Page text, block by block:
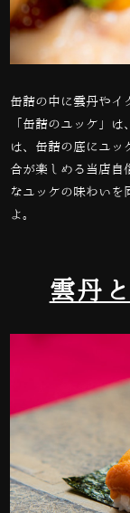
缶詰の中に雲丹やイ
「缶詰のユッケ」
は、缶詰の底にユッ
合が楽しめる当店自
なユッケの味わいを
よ。
雲丹